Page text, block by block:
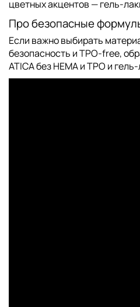
цветных акцентов —гель-
Про безопасные
Если важно выбирать
безопасность и TPO-free,
ATICA без HEMA и TPO и